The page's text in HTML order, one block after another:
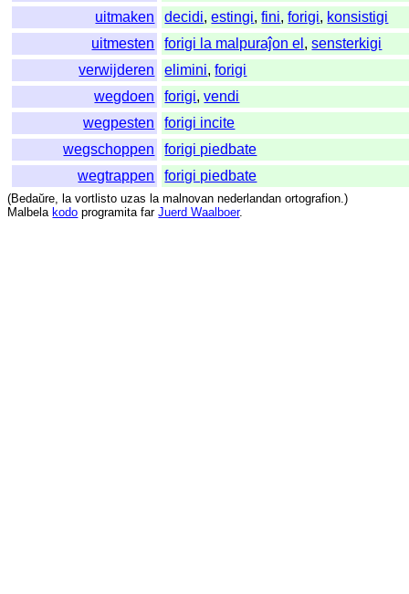
uitmaken
decidi,estingi,fini,forigi, konsistigi
uitmesten
forigi la malpuraĵon el ,sensterkigi
verwijderen
elimini,forigi
wegdoen
forigi,vendi
wegpesten
forigi incite
wegschoppen
forigi piedbate
wegtrappen
forigi piedbate
(Bedaŭre, la vortlisto uzas la malnovan nederlandan ortografion.)
Malbela kodo programita far Juerd Waalboer.